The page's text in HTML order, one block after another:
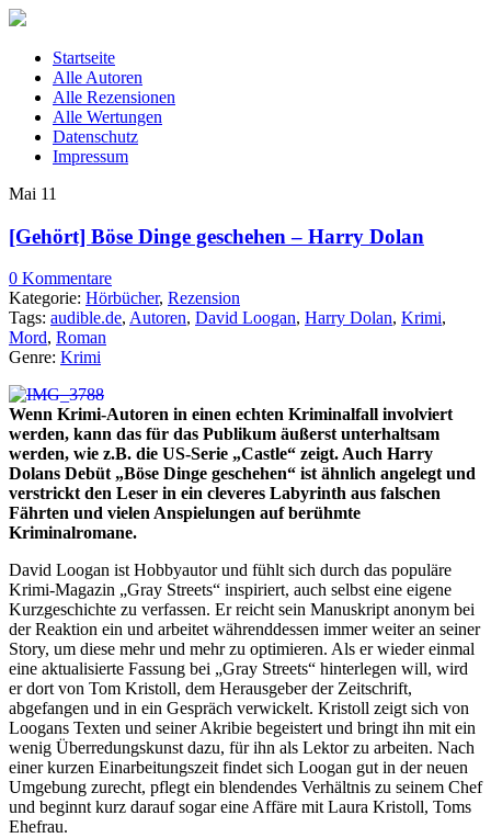
Startseite
Alle Autoren
Alle Rezensionen
Alle Wertungen
Datenschutz
Impressum
Mai 11
[Gehört] Böse Dinge geschehen – Harry Dolan
0 Kommentare
Kategorie: Hörbücher, Rezension
Tags: audible.de, Autoren, David Loogan, Harry Dolan, Krimi,
Mord, Roman
Genre: Krimi
Wenn Krimi-Autoren in einen echten Kriminalfall involviert
werden, kann das für das Publikum äußerst unterhaltsam
werden, wie z.B. die US-Serie „Castle“ zeigt. Auch Harry
Dolans Debüt „Böse Dinge geschehen“ ist ähnlich angelegt und
verstrickt den Leser in ein cleveres Labyrinth aus falschen
Fährten und vielen Anspielungen auf berühmte
Kriminalromane.
David Loogan ist Hobbyautor und fühlt sich durch das populäre
Krimi-Magazin „Gray Streets“ inspiriert, auch selbst eine eigene
Kurzgeschichte zu verfassen. Er reicht sein Manuskript anonym bei
der Reaktion ein und arbeitet währenddessen immer weiter an seiner
Story, um diese mehr und mehr zu optimieren. Als er wieder einmal
eine aktualisierte Fassung bei „Gray Streets“ hinterlegen will, wird
er dort von Tom Kristoll, dem Herausgeber der Zeitschrift,
abgefangen und in ein Gespräch verwickelt. Kristoll zeigt sich von
Loogans Texten und seiner Akribie begeistert und bringt ihn mit ein
wenig Überredungskunst dazu, für ihn als Lektor zu arbeiten. Nach
einer kurzen Einarbeitungszeit findet sich Loogan gut in der neuen
Umgebung zurecht, pflegt ein blendendes Verhältnis zu seinem Chef
und beginnt kurz darauf sogar eine Affäre mit Laura Kristoll, Toms
Ehefrau.